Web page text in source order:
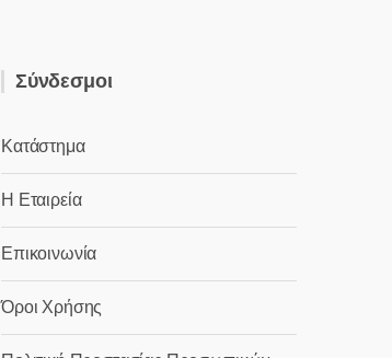
Σύνδεσμοι
Κατάστημα
Η Εταιρεία
Επικοινωνία
Όροι Χρήσης